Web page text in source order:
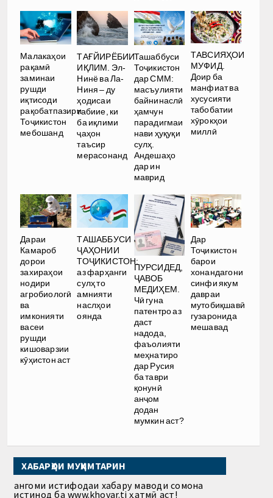
Малакаҳои
рақамӣ
заминаи
рушди
иқтисоди
рақобатпазири
Тоҷикистон
мебошанд
ТАҒЙИРЁБИИ
ИҚЛИМ. Эл-
Нинё ва Ла-
Ниня – ду
ҳодисаи
табиие, ки
ба иқлими
ҷаҳон
таъсир
мерасонанд
Ташаббуси
Тоҷикистон
дар СММ:
масъулияти
байнинаслӣ
ҳамчун
парадигмаи
нави ҳуқуқи
сулҳ.
Андешаҳо
дар ин
маврид
ТАВСИЯҲОИ
МУФИД.
Доир ба
манфиат ва
хусусияти
табобатии
хӯрокҳои
миллӣ
Дараи
Камароб
дорои
захираҳои
нодири
агробиологӣ
ва
имконияти
васеи
рушди
кишоварзии
кӯҳистон аст
ТАШАББУСИ
ҶАҲОНИИ
ТОҶИКИСТОН:
аз фарҳанги
сулҳ то
амнияти
наслҳои
оянда
ПУРСИДЕД,
ҶАВОБ
МЕДИҲЕМ.
Чӣ гуна
патентро аз
даст
надода,
фаъолияти
меҳнатиро
дар Русия
ба таври
қонунӣ
анҷом
додан
мумкин аст?
Дар
Тоҷикистон
барои
хонандагони
синфи якум
давраи
мутобиқшавӣ
гузаронида
мешавад
ХАБАРҲОИ МУҲИМТАРИН
Ҳангоми истифодаи хабару маводи сомона
истинод ба www.khovar.tj ҳатмӣ аст!